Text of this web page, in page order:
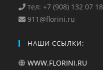
тел: +7 (908) 132 07 18
911@florini.ru
НАШИ ССЫЛКИ:
WWW.FLORINI.RU